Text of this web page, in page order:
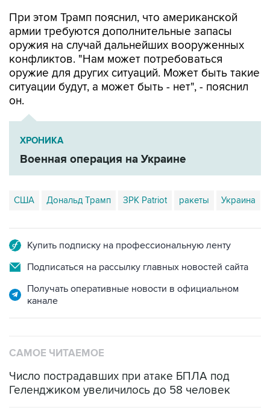
оружия на случай дальнейших вооруженных
конфликтов. "Нам может потребоваться
оружие для других ситуаций. Может быть такие
ситуации будут, а может быть - нет", - пояснил
он.
ХРОНИКА
Военная операция на Украине
США Дональд Трамп ЗРК Patriot ракеты Украина
Подписаться на рассылку главных новостей сайта
Получать оперативные новости в официальном
канале
Число пострадавших при атаке БПЛА под
Путин сообщил о решении сосредоточить в